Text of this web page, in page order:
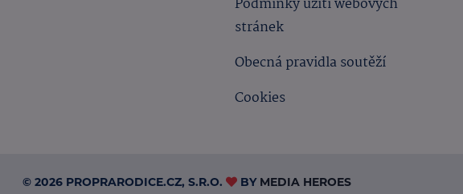
Podmínky užití webových
stránek
Obecná pravidla soutěží
Cookies
© 2026 PROPRARODICE.CZ, S.R.O. BY MEDIA HEROES